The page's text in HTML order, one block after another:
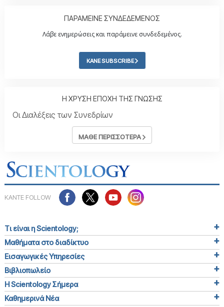
ΠΑΡΑΜΕΙΝΕ ΣΥΝΔΕΔΕΜΕΝΟΣ
Λάβε ενημερώσεις και παράμεινε συνδεδεμένος.
ΚΑΝΕ SUBSCRIBE
Η ΧΡΥΣΗ ΕΠΟΧΗ ΤΗΣ ΓΝΩΣΗΣ
Οι Διαλέξεις των Συνεδρίων
ΜΑΘΕ ΠΕΡΙΣΣΟΤΕΡΑ
ΚΑΝΤΕ FOLLOW
Τι είναι η Scientology;
Μαθήματα στο διαδίκτυο
Εισαγωγικές Υπηρεσίες
Βιβλιοπωλείο
Η Scientology Σήμερα
Καθημερινά Νέα